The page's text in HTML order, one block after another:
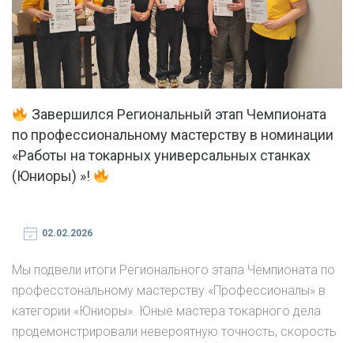
Завершился Региональный этап Чемпионата
по профессиональному мастерству в номинации
«Работы на токарных универсальных станках
(Юниоры) »!
02.02.2026
Мы подвели итоги Регионального этапа Чемпионата по
професстональному мастерству «Профессионалы» в
категории «Юниоры». Юные мастера токарного дела
продемонстрировали невероятную точность, скорость